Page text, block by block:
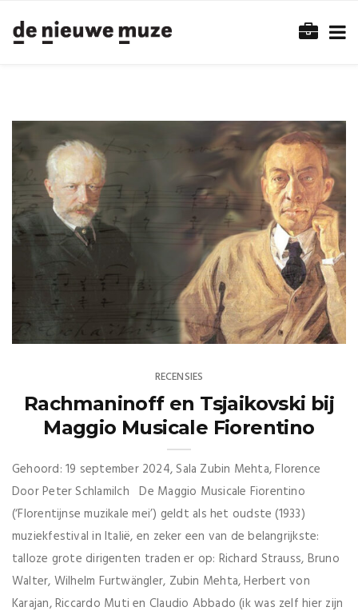
RECENSIES
Rachmaninoff en Tsjaikovski bij
Maggio Musicale Fiorentino
Gehoord: 19 september 2024, Sala Zubin Mehta, Florence
Door Peter Schlamilch De Maggio Musicale Fiorentino
(‘Florentijnse muzikale mei’) geldt als het oudste (1933)
muziekfestival in Italië, en zeker een van de belangrijkste:
talloze grote dirigenten traden er op: Richard Strauss, Bruno
Walter, Wilhelm Furtwängler, Zubin Mehta, Herbert von
Karajan, Riccardo Muti en Claudio Abbado (ik was zelf hier zijn